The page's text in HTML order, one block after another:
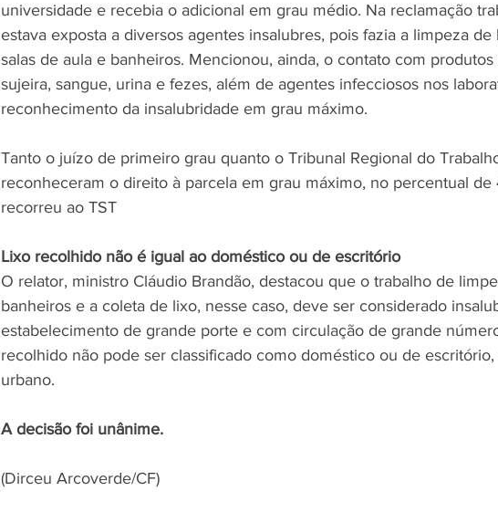
universidade e recebia o adicional em grau médio. Na reclamação
estava exposta a diversos agentes insalubres, pois fazia a limpeza
salas de aula e banheiros. Mencionou, ainda, o contato com
sujeira, sangue, urina e fezes, além de agentes infecciosos nos
reconhecimento da insalubridade em grau máximo.
Tanto o juízo de primeiro grau quanto o Tribunal Regional do
reconheceram o direito à parcela em grau máximo, no percentual de
recorreu ao TST
Lixo recolhido não é igual ao doméstico ou de escritório
O relator, ministro Cláudio Brandão, destacou que o trabalho de
banheiros e a coleta de lixo, nesse caso, deve ser considerado
estabelecimento de grande porte e com circulação de grande
recolhido não pode ser classificado como doméstico ou de
urbano.
A decisão foi unânime.
(Dirceu Arcoverde/CF)